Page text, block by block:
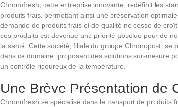
Chronofresh, cette entreprise innovante, redéfinit les
produits frais, permettant ainsi une préservation
demande de produits frais et de qualité ne cesse de
ces produits est devenue une priorité absolue pour de
la santé. Cette société, filiale du groupe Chronopost, se
dans ce domaine, proposant des solutions sur-mesure
un contrôle rigoureux de la température.
Une Brève Présentation de
Chronofresh se spécialise dans le transport de produits